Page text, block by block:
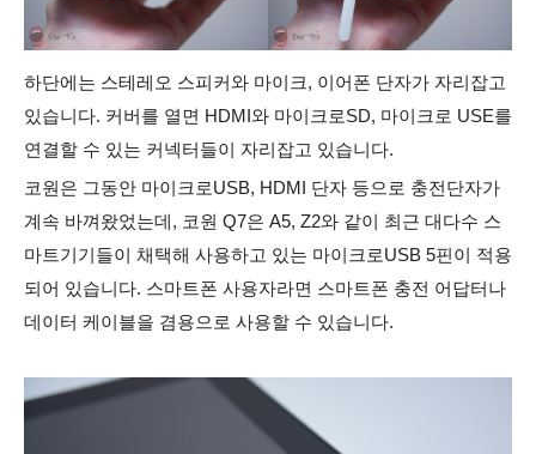
하단에는 스테레오 스피커와 마이크, 이어폰 단자가 자리잡고
있습니다. 커버를 열면 HDMI와 마이크로SD, 마이크로 USE를
연결할 수 있는 커넥터들이 자리잡고 있습니다.
코원은 그동안 마이크로USB, HDMI 단자 등으로 충전단자가
계속 바껴왔었는데, 코원 Q7은 A5, Z2와 같이 최근 대다수 스
마트기기들이 채택해 사용하고 있는 마이크로USB 5핀이 적용
되어 있습니다. 스마트폰 사용자라면 스마트폰 충전 어답터나
데이터 케이블을 겸용으로 사용할 수 있습니다.